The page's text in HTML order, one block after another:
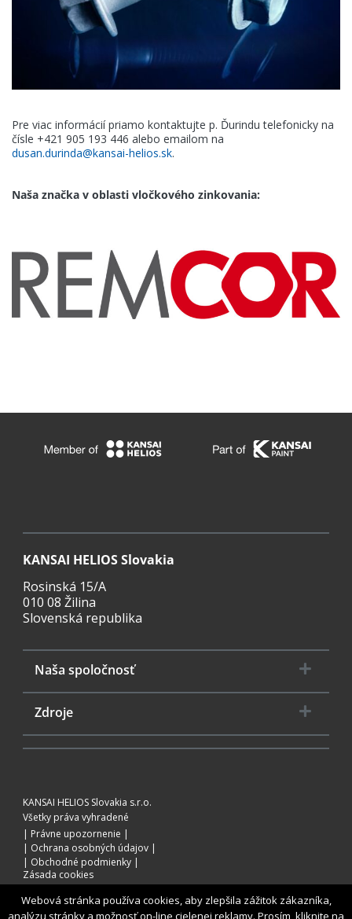
Pre viac informácií priamo kontaktujte p. Ďurindu telefonicky na
čísle +421 905 193 446 alebo emailom na
dusan.durinda@kansai-helios.sk.
Naša značka v oblasti vločkového zinkovania:
KANSAI HELIOS Slovakia
Rosinská 15/A
010 08 Žilina
Slovenská republika
Naša spoločnosť
Zdroje
KANSAI HELIOS Slovakia s.r.o.
Všetky práva vyhradené
Právne upozornenie
Ochrana osobných údajov
Obchodné podmienky
Zásada cookies
Webová stránka používa cookies, aby zlepšila zážitok zákazníka,
analýzu stránky a možnosť on-line cielenej reklamy. Prosím, kliknite na